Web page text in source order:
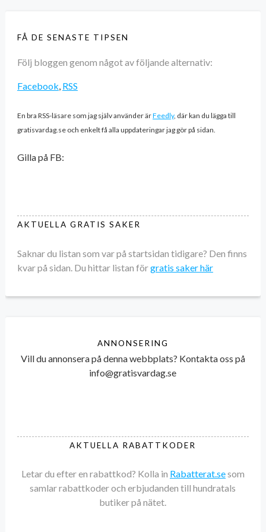
FÅ DE SENASTE TIPSEN
Följ bloggen genom något av följande alternativ:
Facebook, RSS
En bra RSS-läsare som jag själv använder ärFeedly, där kan du lägga till
gratisvardag.se och enkelt få alla uppdateringar jag gör på sidan.
Gilla på FB:
AKTUELLA GRATIS SAKER
Saknar du listan som var på startsidan tidigare? Den finns
kvar på sidan. Du hittar listan förgratis saker här
ANNONSERING
Vill du annonsera på denna webbplats? Kontakta oss på
info@gratisvardag.se
AKTUELLA RABATTKODER
Letar du efter en rabattkod? Kolla in Rabatterat.sesom
samlar rabattkoder och erbjudanden till hundratals
butiker på nätet.